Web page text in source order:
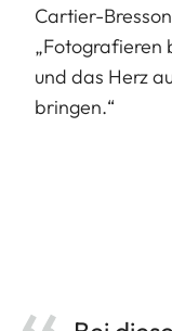
Cartier-
„Fotografieren
und das Herz
bringen.“